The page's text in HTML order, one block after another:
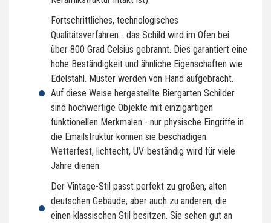
Fortschrittliches, technologisches
Qualitätsverfahren - das Schild wird im Ofen bei
über 800 Grad Celsius gebrannt. Dies garantiert eine
hohe Beständigkeit und ähnliche Eigenschaften wie
Edelstahl. Muster werden von Hand aufgebracht.
Auf diese Weise hergestellte Biergarten Schilder
sind hochwertige Objekte mit einzigartigen
funktionellen Merkmalen - nur physische Eingriffe in
die Emailstruktur können sie beschädigen.
Wetterfest, lichtecht, UV-beständig wird für viele
Jahre dienen.
Der Vintage-Stil passt perfekt zu großen, alten
deutschen Gebäude, aber auch zu anderen, die
einen klassischen Stil besitzen. Sie sehen gut an